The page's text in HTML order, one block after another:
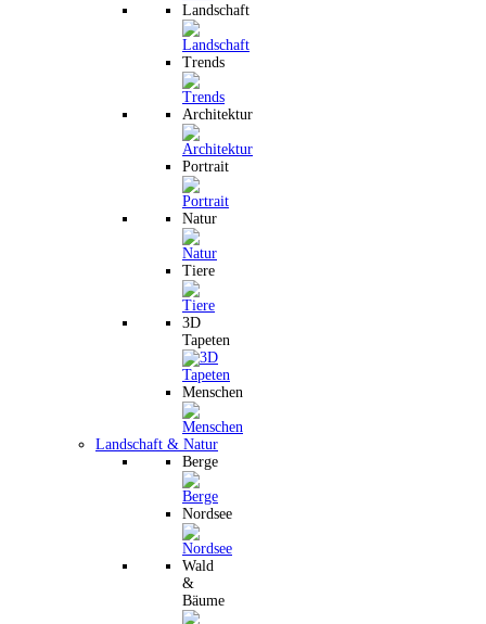
Landschaft
Trends
Architektur
Portrait
Natur
Tiere
3D
Tapeten
Menschen
Landschaft & Natur
Berge
Nordsee
Wald
&
Bäume